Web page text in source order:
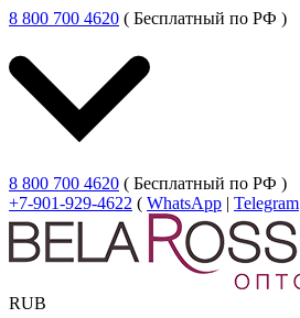
8 800 700 4620 ( Бесплатный по РФ )
8 800 700 4620 ( Бесплатный по РФ )
+7-901-929-4622 ( WhatsApp | Telegram
RUB